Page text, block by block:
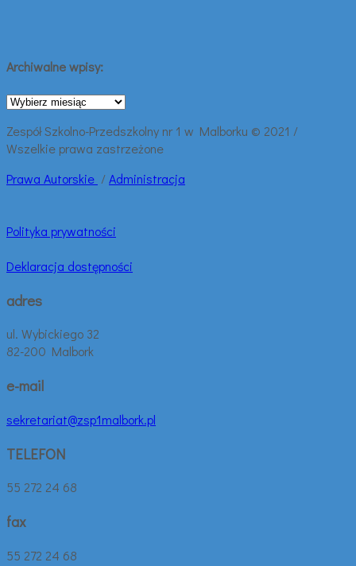
Archiwalne wpisy:
Archiwalne
Zespół Szkolno-Przedszkolny nr 1 w Malborku © 2021 /
Wszelkie prawa zastrzeżone
Prawa Autorskie /Administracja
Polityka prywatności
Deklaracja dostępności
adres
ul. Wybickiego 32
82-200 Malbork
e-mail
sekretariat@zsp1malbork.pl
TELEFON
55 272 24 68
fax
55 272 24 68